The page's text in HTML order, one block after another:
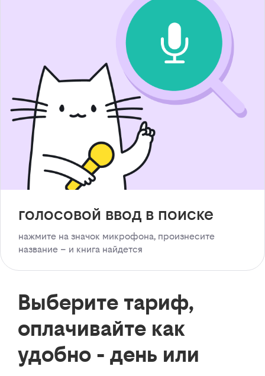
голосовой ввод в поиске
нажмите на значок микрофона, произнесите
название – и книга найдется
Выберите тариф,
оплачивайте как
удобно - день или